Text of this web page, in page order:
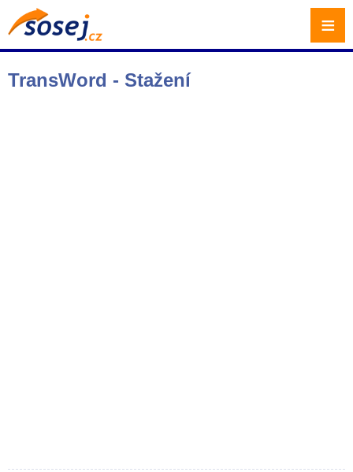
TransWord - Stažení
≡